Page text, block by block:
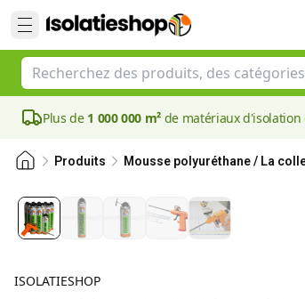
Plus de 1 000 000 m² de matériaux d'isolation
Produits Mousse polyuréthane / La
ISOLATIESHOP